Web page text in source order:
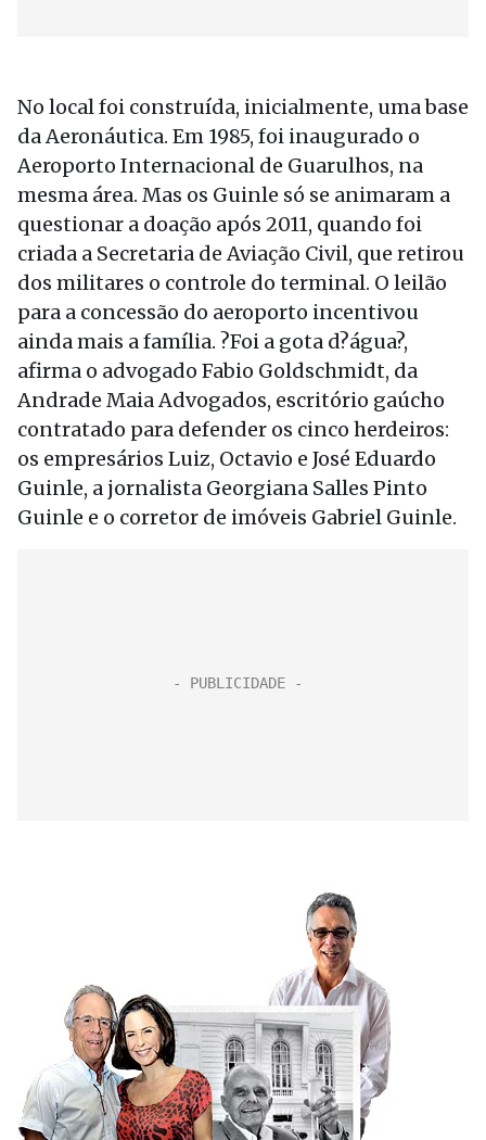
No local foi construída, inicialmente, uma base
da Aeronáutica. Em 1985, foi inaugurado o
Aeroporto Internacional de Guarulhos, na
mesma área. Mas os Guinle só se animaram a
questionar a doação após 2011, quando foi
criada a Secretaria de Aviação Civil, que retirou
dos militares o controle do terminal. O leilão
para a concessão do aeroporto incentivou
ainda mais a família. ?Foi a gota d?água?,
afirma o advogado Fabio Goldschmidt, da
Andrade Maia Advogados, escritório gaúcho
contratado para defender os cinco herdeiros:
os empresários Luiz, Octavio e José Eduardo
Guinle, a jornalista Georgiana Salles Pinto
Guinle e o corretor de imóveis Gabriel Guinle.